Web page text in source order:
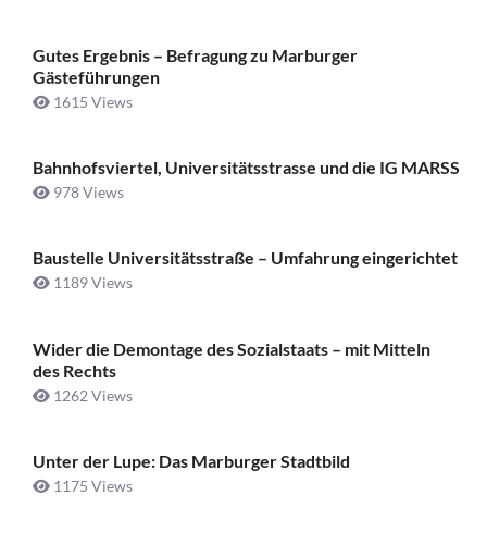
Gutes Ergebnis – Befragung zu Marburger
Gästeführungen
1615 Views
Bahnhofsviertel, Universitätsstrasse und die IG MARSS
978 Views
Baustelle Universitätsstraße ­– Umfahrung eingerichtet
1189 Views
Wider die Demontage des Sozialstaats – mit Mitteln
des Rechts
1262 Views
Unter der Lupe: Das Marburger Stadtbild
1175 Views